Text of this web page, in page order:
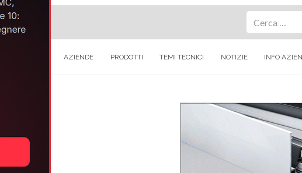
AZIENDE PRODOTTI TEMI TECNICI NOTIZIE INFO